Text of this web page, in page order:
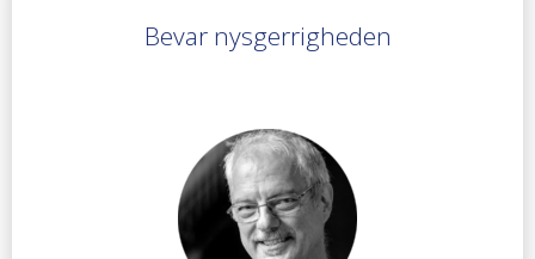
Bevar nysgerrigheden